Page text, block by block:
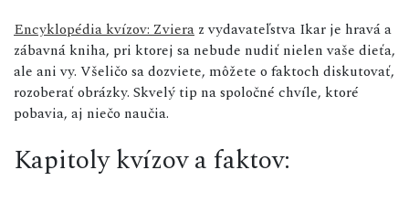
Encyklopédia kvízov: Zviera z vydavateľstva Ikar je hravá a
zábavná kniha, pri ktorej sa nebude nudiť nielen vaše dieťa,
ale ani vy. Všeličo sa dozviete, môžete o faktoch diskutovať,
rozoberať obrázky. Skvelý tip na spoločné chvíle, ktoré
pobavia, aj niečo naučia.
Kapitoly kvízov a faktov: